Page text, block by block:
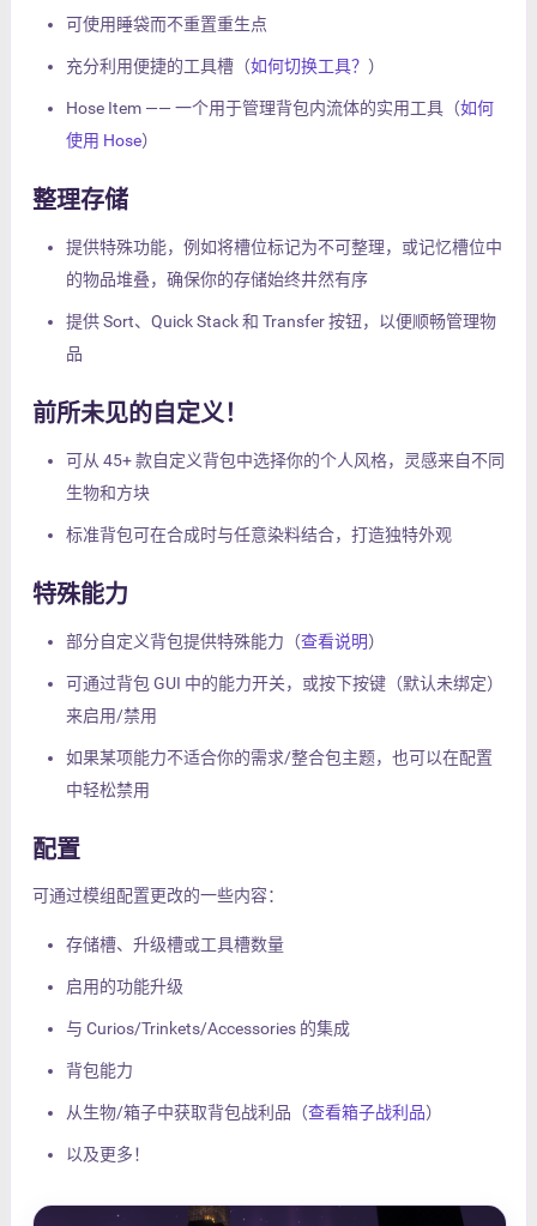
可使用睡袋而不重置重生点
充分利用便捷的工具槽（如何切换工具？ ）
Hose Item —— 一个用于管理背包内流体的实用工具（如何
使用 Hose）
整理存储
提供特殊功能，例如将槽位标记为不可整理，或记忆槽位中
的物品堆叠，确保你的存储始终井然有序
提供 Sort、Quick Stack 和 Transfer 按钮，以便顺畅管理物
品
前所未见的自定义！
可从 45+ 款自定义背包中选择你的个人风格，灵感来自不同
生物和方块
标准背包可在合成时与任意染料结合，打造独特外观
特殊能力
部分自定义背包提供特殊能力（查看说明）
可通过背包 GUI 中的能力开关，或按下按键（默认未绑定）
来启用/禁用
如果某项能力不适合你的需求/整合包主题，也可以在配置
中轻松禁用
配置
可通过模组配置更改的一些内容：
存储槽、升级槽或工具槽数量
启用的功能升级
与 Curios/Trinkets/Accessories 的集成
背包能力
从生物/箱子中获取背包战利品（查看箱子战利品）
以及更多！